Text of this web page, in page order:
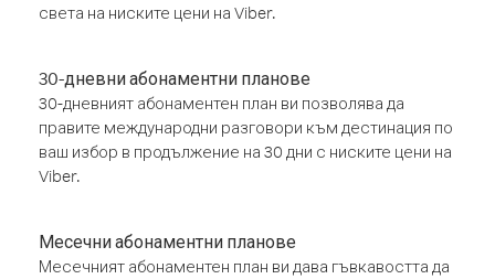
света на ниските цени на Viber.
30-дневни абонаментни планове
30-дневният абонаментен план ви позволява да
правите международни разговори към дестинация по
ваш избор в продължение на 30 дни с ниските цени на
Viber.
Месечни абонаментни планове
Месечният абонаментен план ви дава гъвкавостта да